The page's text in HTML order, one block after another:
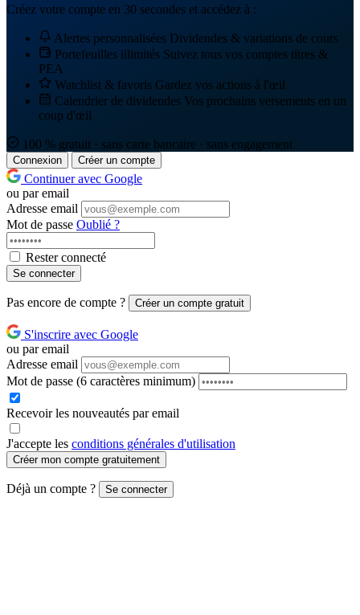
Créez votre compte en 30 secondes et accédez à :
Alertes personnalisées Dividendes & variations de cours
Portefeuilles illimités Suivez tous vos comptes titres &
PEA
Watchlist & favoris Gardez vos actions à l'œil
Calendrier de dividendes Vos prochains versements en un
coup d'œil
100 % gratuit · sans carte bancaire · sans engagement
Connexion Créer un compte
Continuer avec Google
ou par email
Adresse email
Mot de passe Oublié ?
Rester connecté
Se connecter
Pas encore de compte ? Créer un compte gratuit
S'inscrire avec Google
ou par email
Adresse email
Mot de passe (6 caractères minimum)
Recevoir les nouveautés par email
J'accepte les conditions générales d'utilisation
Créer mon compte gratuitement
Déjà un compte ? Se connecter